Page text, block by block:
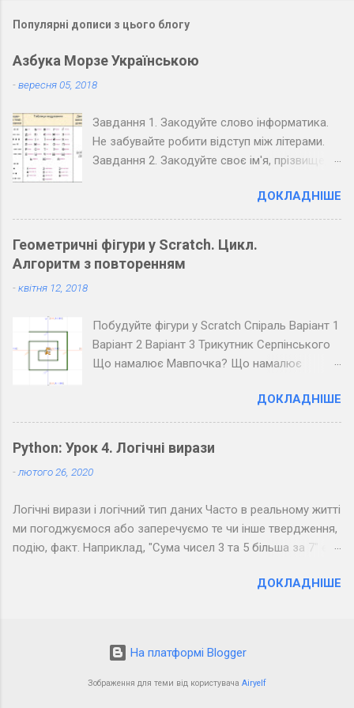
Популярні дописи з цього блогу
Азбука Морзе Українською
-вересня 05, 2018
Завдання 1. Закодуйте слово інформатика.
Не забувайте робити відступ між літерами.
Завдання 2. Закодуйте своє ім'я, прізвище,
3. Закодуйте повідомлення, обміняйтеся
зошитами зі своїм товаришем по парті та
розкодуйте повідомлення товариша.
Запишіть розкодоване повідомлення.
Завдання 4. Закодуйте повідомлення для
паузи між буквами, ще довші між словами).
Розкодуйте повідомлення своїх товаришів.
ДОКЛАДНІШЕ
Геометричні фігури у Scratch. Цикл.
Алгоритм з повторенням
-квітня 12, 2018
Побудуйте фігури у Scratch Спіраль Варіант 1
Варіант 2 Варіант 3 Трикутник Серпінського
Що намалює Мавпочка? Що намалює
ДОКЛАДНІШЕ
Python: Урок 4. Логічні вирази
- лютого 26, 2020
Логічні вирази і логічний тип даних Часто в реальному житті
ми погоджуємося або заперечуємо те чи інше твердження,
подію, факт. Наприклад, "Сума чисел 3 та 5 більша за 7" є
хибним. Можна помітити, що з точки зору логіки подібні
програмуванні: якщо результатом обчислення виразу може
бути лише " Так " або " Ні ", то такий вираз називається
логічним. На минулому уроці були описані три типи даних:
ДОКЛАДНІШЕ
На платформі Blogger
Зображення для теми від користувача Airyelf